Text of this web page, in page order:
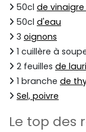
50cl de vinaigre
50cl d'eau
3 oignons
1 cuillère à
2 feuilles de
1 branche de
Sel, poivre
Le top des